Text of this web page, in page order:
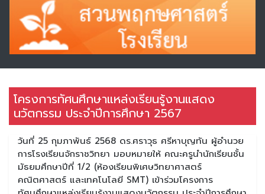
โครงการทัศนศึกษาแหล่งเรียนรู้งานแสดง
นวัตกรรม ประจำปีการศึกษา 2567
วันที่ 25 กุมภาพันธ์ 2568 ดร.ศราวุธ ศรีหาบุญทัน ผู้อำนวย
การโรงเรียนจักราชวิทยา มอบหมายให้ คณะครูนำนักเรียนชั้น
มัธยมศึกษาปีที่ 1/2 (ห้องเรียนพิเศษวิทยาศาสตร์
คณิตศาสตร์ และเทคโนโลยี SMT) เข้าร่วมโครงการ